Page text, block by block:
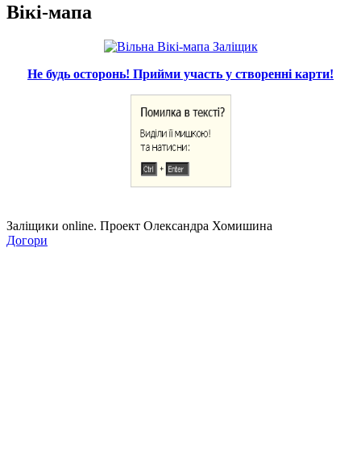
Вікі-мапа
Не будь осторонь! Прийми участь у створенні карти!
Заліщики online. Проект Олександра Хомишина
Догори